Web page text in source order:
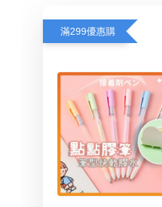
滿299優惠購